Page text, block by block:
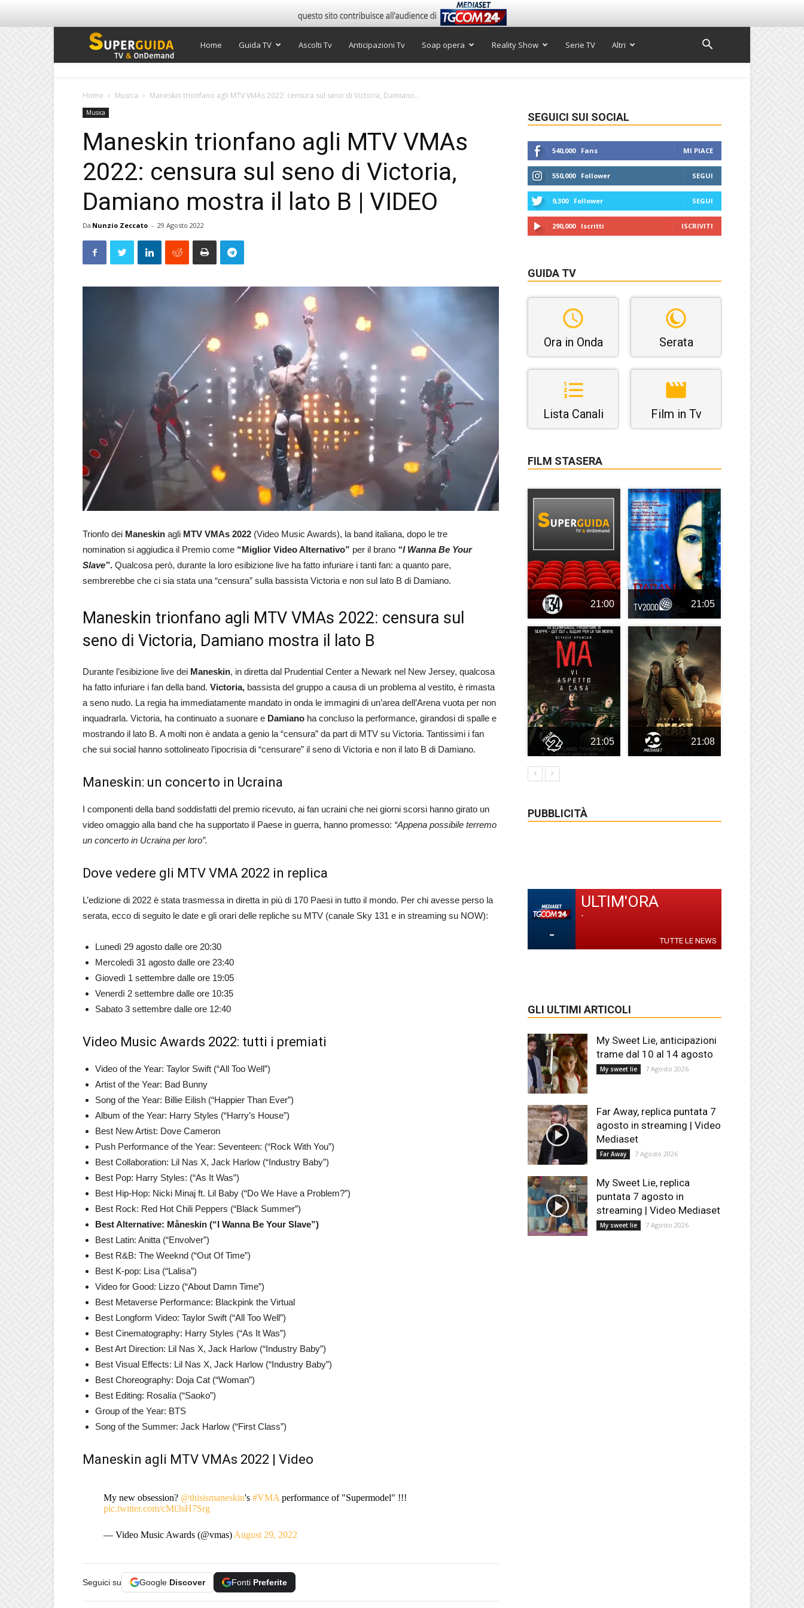
Super
Home Guida TV Ascolti Tv Anticipazioni Tv Soap opera Reality Show Serie TV Altri
Home Musica Maneskin trionfano agli MTV VMAs 2022: censura sul seno di Victoria, Damiano...
Musica
Maneskin trionfano agli MTV VMAs
2022: censura sul seno di Victoria,
Damiano mostra il lato B | VIDEO
Da Nunzio Zeccato - 29 Agosto 2022
Trionfo dei Maneskin agli MTV VMAs 2022 (Video Music Awards), la band italiana, dopo le tre
nomination si aggiudica il Premio come “Miglior Video Alternativo” per il brano “I Wanna Be Your
Slave”. Qualcosa però, durante la loro esibizione live ha fatto infuriare i tanti fan: a quanto pare,
sembrerebbe che ci sia stata una “censura” sulla bassista Victoria e non sul lato B di Damiano.
Maneskin trionfano agli MTV VMAs 2022: censura sul
seno di Victoria, Damiano mostra il lato B
Durante l’esibizione live dei Maneskin, in diretta dal Prudential Center a Newark nel New Jersey, qualcosa
ha fatto infuriare i fan della band. Victoria, bassista del gruppo a causa di un problema al vestito, è rimasta
a seno nudo. La regia ha immediatamente mandato in onda le immagini di un’area dell’Arena vuota per non
inquadrarla. Victoria, ha continuato a suonare e Damiano ha concluso la performance, girandosi di spalle e
mostrando il lato B. A molti non è andata a genio la “censura” da part di MTV su Victoria. Tantissimi i fan
che sui social hanno sottolineato l’ipocrisia di “censurare” il seno di Victoria e non il lato B di Damiano.
Maneskin: un concerto in Ucraina
I componenti della band soddisfatti del premio ricevuto, ai fan ucraini che nei giorni scorsi hanno girato un
video omaggio alla band che ha supportato il Paese in guerra, hanno promesso: “Appena possibile terremo
un concerto in Ucraina per loro”.
Dove vedere gli MTV VMA 2022 in replica
L’edizione di 2022 è stata trasmessa in diretta in più di 170 Paesi in tutto il mondo. Per chi avesse perso la
serata, ecco di seguito le date e gli orari delle repliche su MTV (canale Sky 131 e in streaming su NOW):
Lunedì 29 agosto dalle ore 20:30
Mercoledì 31 agosto dalle ore 23:40
Giovedì 1 settembre dalle ore 19:05
Venerdì 2 settembre dalle ore 10:35
Sabato 3 settembre dalle ore 12:40
Video Music Awards 2022: tutti i premiati
Video of the Year: Taylor Swift (“All Too Well”)
Artist of the Year: Bad Bunny
Song of the Year: Billie Eilish (“Happier Than Ever”)
Album of the Year: Harry Styles (“Harry’s House”)
Best New Artist: Dove Cameron
Push Performance of the Year: Seventeen: (“Rock With You”)
Best Collaboration: Lil Nas X, Jack Harlow (“Industry Baby”)
Best Pop: Harry Styles: (“As It Was”)
Best Hip-Hop: Nicki Minaj ft. Lil Baby (“Do We Have a Problem?”)
Best Rock: Red Hot Chili Peppers (“Black Summer”)
Best Alternative: Måneskin (“I Wanna Be Your Slave”)
Best Latin: Anitta (“Envolver”)
Best R&B: The Weeknd (“Out Of Time”)
Best K-pop: Lisa (“Lalisa”)
Video for Good: Lizzo (“About Damn Time”)
Best Metaverse Performance: Blackpink the Virtual
Best Longform Video: Taylor Swift (“All Too Well”)
Best Cinematography: Harry Styles (“As It Was”)
Best Art Direction: Lil Nas X, Jack Harlow (“Industry Baby”)
Best Visual Effects: Lil Nas X, Jack Harlow (“Industry Baby”)
Best Choreography: Doja Cat (“Woman”)
Best Editing: Rosalía (“Saoko”)
Group of the Year: BTS
Song of the Summer: Jack Harlow (“First Class”)
Maneskin agli MTV VMAs 2022 | Video
My new obsession? @thisismaneskin's #VMA performance of "Supermodel" !!!
pic.twitter.com/cMt3sH7Srg
— Video Music Awards (@vmas) August 29, 2022
Seguici su Google Discover Fonti Preferite
SEGUICI SUI SOCIAL
540,000 Fans MI PIACE
550,000 Follower SEGUI
9,300 Follower SEGUI
290,000 Iscritti ISCRIVITI
GUIDA TV
Ora in Onda Serata
Lista Canali Film in Tv
FILM STASERA
21:00 21:05
21:05 21:08
PUBBLICITÀ
-
ULTIM'ORA
-
TUTTE LE NEWS
GLI ULTIMI ARTICOLI
My Sweet Lie, anticipazioni
trame dal 10 al 14 agosto
My sweet lie 7 Agosto 2026
Far Away, replica puntata 7
agosto in streaming | Video
Mediaset
Far Away 7 Agosto 2026
My Sweet Lie, replica
puntata 7 agosto in
streaming | Video Mediaset
My sweet lie 7 Agosto 2026